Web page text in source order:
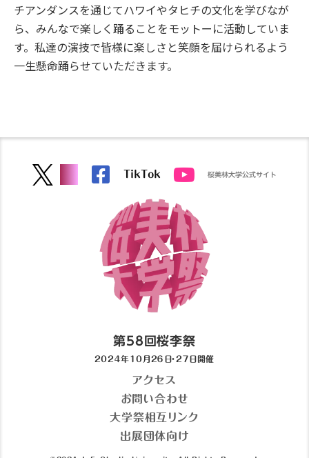
チアンダンスを通じてハワイやタヒチの文化を学びなが
ら、みんなで楽しく踊ることをモットーに活動していま
す。私達の演技で皆様に楽しさと笑顔を届けられるよう
一生懸命踊らせていただきます。
TikTok 桜美林大学公式サイト
第58回桜李祭
202４年10月2６日・2７日開催
アクセス
お問い合わせ
大学祭相互リンク
出展団体向け